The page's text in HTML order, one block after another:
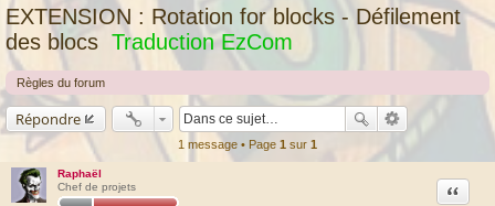
EXTENSION : Rotation for blocks - Défilement
des blocs Traduction EzCom
Règles du forum
Répondre
1 message • Page 1 sur 1
Raphaël
Chef de projets
Citation